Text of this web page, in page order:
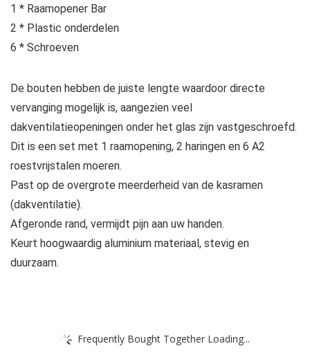
1 * Raamopener Bar
2 * Plastic onderdelen
6 * Schroeven
De bouten hebben de juiste lengte waardoor directe
vervanging mogelijk is, aangezien veel
dakventilatieopeningen onder het glas zijn vastgeschroefd.
Dit is een set met 1 raamopening, 2 haringen en 6 A2
roestvrijstalen moeren.
Past op de overgrote meerderheid van de kasramen
(dakventilatie).
Afgeronde rand, vermijdt pijn aan uw handen.
Keurt hoogwaardig aluminium materiaal, stevig en
duurzaam.
Frequently Bought Together Loading...